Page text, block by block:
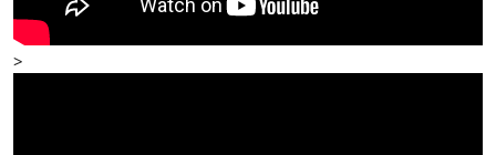
>